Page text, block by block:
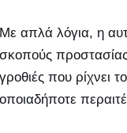
Με απλά λόγια, η
σκοπούς
γροθιές που ρίχνει
οποιαδήποτε